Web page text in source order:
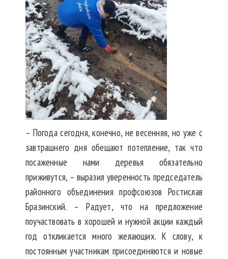
– Погода сегодня, конечно, не весенняя, но уже с
завтрашнего дня обещают потепление, так что
посаженные нами деревья обязательно
приживутся, – выразил уверенность председатель
районного объединения профсоюзов Ростислав
Бразинский. – Радует, что на предложение
поучаствовать в хорошей и нужной акции каждый
год откликается много желающих. К слову, к
постоянным участникам присоединяются и новые